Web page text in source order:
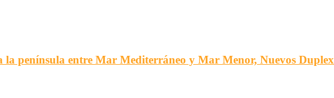
península entre Mar Mediterráneo y Mar Menor, Nuevos